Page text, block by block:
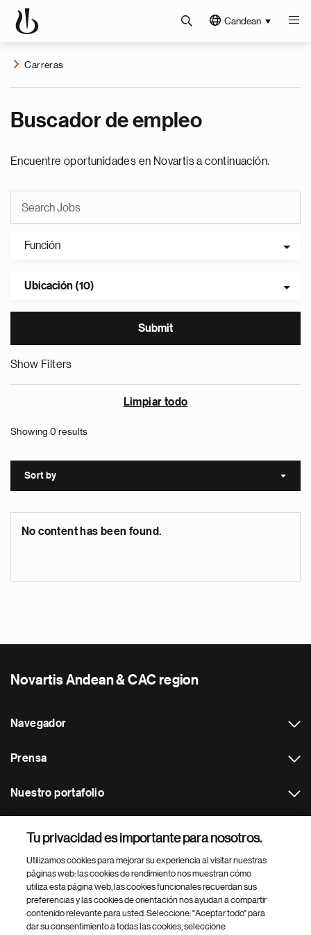
Candean
Carreras
Buscador de empleo
Encuentre oportunidades en Novartis a continuación.
Función
Ubicación (10)
Show Filters
Limpiar todo
Showing 0 results
Sort by Sort
No content has been found.
Novartis Andean & CAC region
Navegador
Prensa
Nuestro portafolio
Footer Site Search
Tu privacidad es importante para nosotros.
Utilizamos cookies para mejorar su experiencia al visitar nuestras
páginas web: las cookies de rendimiento nos muestran cómo
utiliza esta página web, las cookies funcionales recuerdan sus
preferencias y las cookies de orientación nos ayudan a compartir
contenido relevante para usted. Seleccione: "Aceptar todo" para
dar su consentimiento a todas las cookies, seleccione